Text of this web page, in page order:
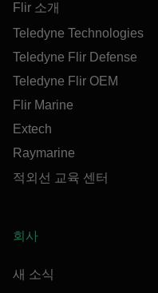
Flir 소개
Teledyne Technologies
Teledyne Flir Defense
Teledyne Flir OEM
Flir Marine
Extech
Raymarine
적외선 교육 센터
회사
새 소식